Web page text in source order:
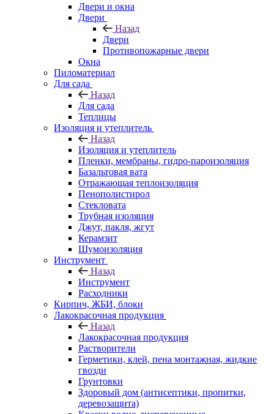
Двери и окна
Двери
Назад
Двери
Противопожарные двери
Окна
Пиломатериал
Для сада
Назад
Для сада
Теплицы
Изоляция и утеплитель
Назад
Изоляция и утеплитель
Пленки, мембраны, гидро-пароизоляция
Базальтовая вата
Отражающая теплоизоляция
Пенополистирол
Стекловата
Трубная изоляция
Джут, пакля, жгут
Керамзит
Шумоизоляция
Инструмент
Назад
Инструмент
Расходники
Кирпич, ЖБИ, блоки
Лакокрасочная продукция
Назад
Лакокрасочная продукция
Растворители
Герметики, клей, пена монтажная, жидкие
гвозди
Грунтовки
Здоровый дом (антисептики, пропитки,
деревозащита)